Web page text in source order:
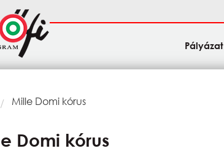
Pályázat
Current:
Mille Domi kórus
Domi kórus